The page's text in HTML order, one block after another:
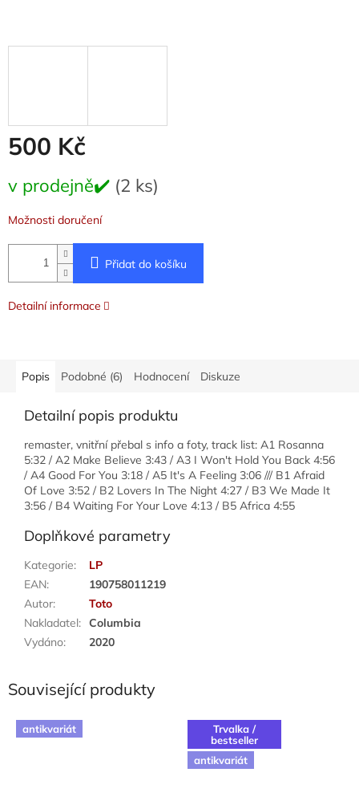
500 Kč
cena:
v prodejně✔️ (2 ks)
Možnosti doručení
Přidat do košíku
Detailní informace
Popis Podobné (6) Hodnocení Diskuze
Detailní popis produktu
remaster, vnitřní přebal s info a foty, track list: A1 Rosanna
5:32 / A2 Make Believe 3:43 / A3 I Won't Hold You Back 4:56
/ A4 Good For You 3:18 / A5 It's A Feeling 3:06 /// B1 Afraid
Of Love 3:52 / B2 Lovers In The Night 4:27 / B3 We Made It
3:56 / B4 Waiting For Your Love 4:13 / B5 Africa 4:55
Doplňkové parametry
Kategorie:
LP
EAN:
190758011219
Autor:
Toto
Nakladatel: Columbia
Vydáno: 2020
Související produkty
antikvariát
Trvalka /
bestseller
antikvariát